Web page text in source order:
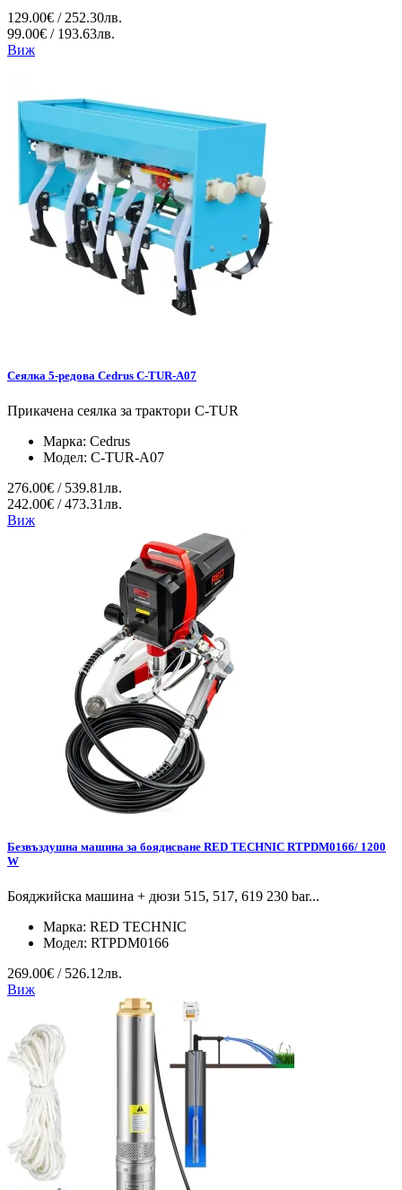
129.00€ / 252.30лв.
99.00€ / 193.63лв.
Виж
Сеялка 5-редова Cedrus C-TUR-A07
Прикачена сеялка за трактори C-TUR
Марка: Cedrus
Модел: C-TUR-A07
276.00€ / 539.81лв.
242.00€ / 473.31лв.
Виж
Безвъздушна машина за боядисване RED TECHNIC RTPDM0166/ 1200
W
Бояджийска машина + дюзи 515, 517, 619 230 bar...
Марка: RED TECHNIC
Модел: RTPDM0166
269.00€ / 526.12лв.
Виж